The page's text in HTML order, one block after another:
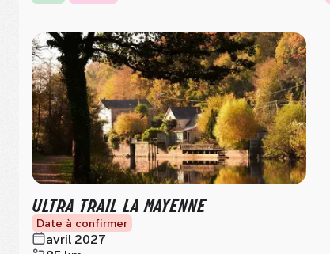
ULTRA TRAIL LA MAYENNE
Date à confirmer
avril 2027